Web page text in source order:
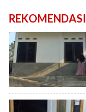
REKOMENDASI